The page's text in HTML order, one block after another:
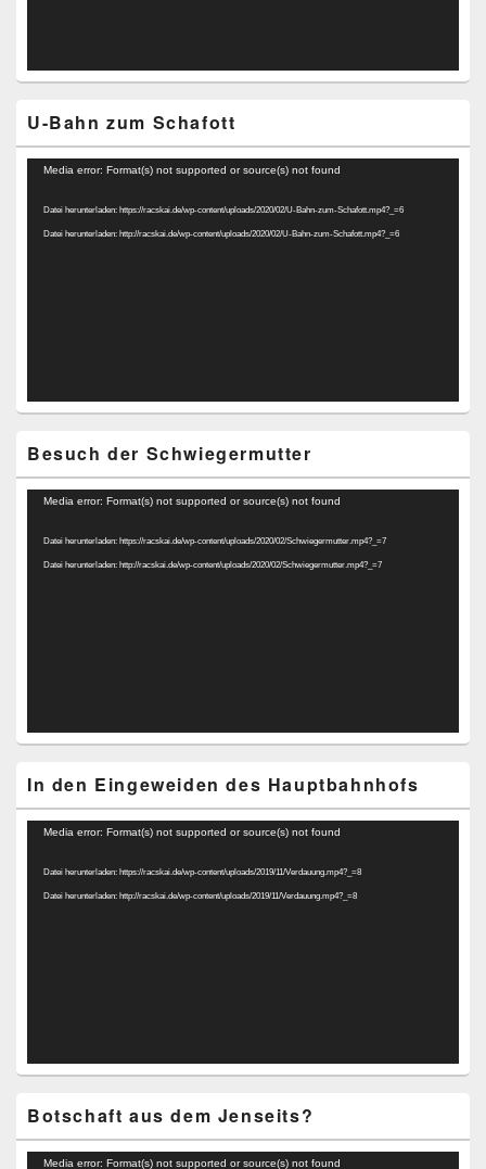
U-Bahn zum Schafott
Video-
Media error: Format(s) not supported or source(s) not found
Datei herunterladen: https://racskai.de/wp-content/uploads/2020/02/U-Bahn-zum-Schafott.mp4?_=6
Datei herunterladen: http://racskai.de/wp-content/uploads/2020/02/U-Bahn-zum-Schafott.mp4?_=6
Besuch der Schwiegermutter
Video-
Media error: Format(s) not supported or source(s) not found
Datei herunterladen: https://racskai.de/wp-content/uploads/2020/02/Schwiegermutter.mp4?_=7
Datei herunterladen: http://racskai.de/wp-content/uploads/2020/02/Schwiegermutter.mp4?_=7
In den Eingeweiden des Hauptbahnhofs
Video-
Media error: Format(s) not supported or source(s) not found
Datei herunterladen: https://racskai.de/wp-content/uploads/2019/11/Verdauung.mp4?_=8
Datei herunterladen: http://racskai.de/wp-content/uploads/2019/11/Verdauung.mp4?_=8
Botschaft aus dem Jenseits?
Video-
Media error: Format(s) not supported or source(s) not found